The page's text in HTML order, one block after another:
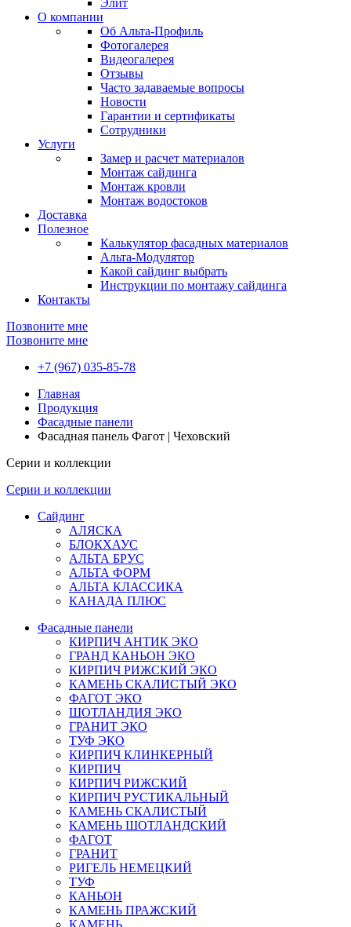
Элит
О компании
Об Альта-Профиль
Фотогалерея
Видеогалерея
Отзывы
Часто задаваемые вопросы
Новости
Гарантии и сертификаты
Сотрудники
Услуги
Замер и расчет материалов
Монтаж сайдинга
Монтаж кровли
Монтаж водостоков
Доставка
Полезное
Калькулятор фасадных материалов
Альта-Модулятор
Какой сайдинг выбрать
Инструкции по монтажу сайдинга
Контакты
Позвоните мне
Позвоните мне
+7 (967) 035-85-78
Главная
Продукция
Фасадные панели
Фасадная панель Фагот | Чеховский
Серии и коллекции
Серии и коллекции
Сайдинг
АЛЯСКА
БЛОКХАУС
АЛЬТА БРУС
АЛЬТА ФОРМ
АЛЬТА КЛАССИКА
КАНАДА ПЛЮС
Фасадные панели
КИРПИЧ АНТИК ЭКО
ГРАНД КАНЬОН ЭКО
КИРПИЧ РИЖСКИЙ ЭКО
КАМЕНЬ СКАЛИСТЫЙ ЭКО
ФАГОТ ЭКО
ШОТЛАНДИЯ ЭКО
ГРАНИТ ЭКО
ТУФ ЭКО
КИРПИЧ КЛИНКЕРНЫЙ
КИРПИЧ
КИРПИЧ РИЖСКИЙ
КИРПИЧ РУСТИКАЛЬНЫЙ
КАМЕНЬ СКАЛИСТЫЙ
КАМЕНЬ ШОТЛАНДСКИЙ
ФАГОТ
ГРАНИТ
РИГЕЛЬ НЕМЕЦКИЙ
ТУФ
КАНЬОН
КАМЕНЬ ПРАЖСКИЙ
КАМЕНЬ